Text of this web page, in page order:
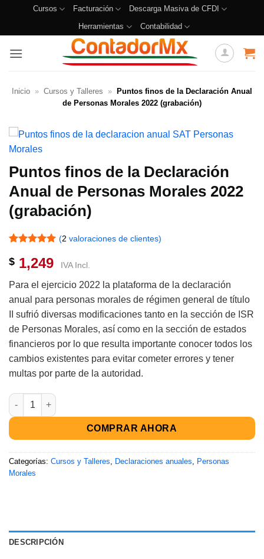
Cursos Facturación
Descarga Masiva de CFDI
Herramientas
Contabilidad
Inicio » Cursos y Talleres »
Puntos finos de la Declaración Anual
de Personas Morales 2022 (grabación)
Puntos finos de la Declaración
Anual de Personas Morales 2022
(grabación)
con
5de 5
en base a
valoraciones
de clientes
(2 valoraciones de clientes)
$ 1,249 IVA Incl.
Para el ejercicio 2022 la plataforma de la declaración
anual para personas morales de régimen general de título
II sufrió diversas modificaciones tanto en la sección de ISR
de Personas Morales, así como en la sección de estados
financieros por lo que resulta importante conocer todos los
cambios existentes para evitar cometer errores y tener
multas por parte de la autoridad.
COMPRAR AHORA
Categorías: Cursos y Talleres Declaraciones anuales
Personas
Morales
DESCRIPCIÓN